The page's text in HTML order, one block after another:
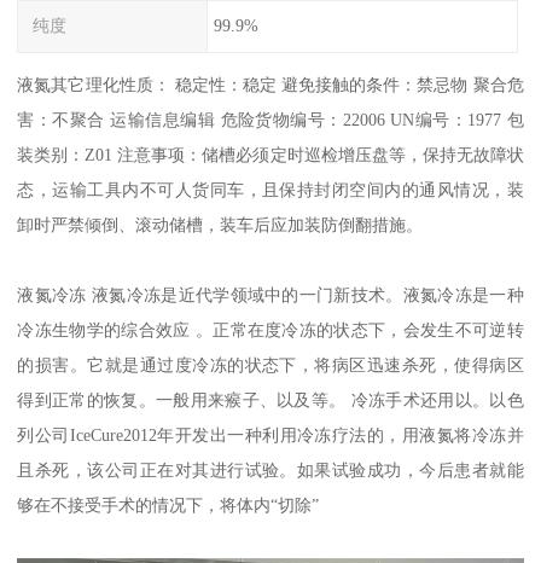
纯度 99.9%
液氮其它理化性质： 稳定性：稳定 避免接触的条件：禁忌物 聚合危
害：不聚合 运输信息编辑 危险货物编号：22006 UN编号：1977 包
装类别：Z01 注意事项：储槽必须定时巡检增压盘等，保持无故障状
态，运输工具内不可人货同车，且保持封闭空间内的通风情况，装
卸时严禁倾倒、滚动储槽，装车后应加装防倒翻措施。
液氮冷冻 液氮冷冻是近代学领域中的一门新技术。液氮冷冻是一种
冷冻生物学的综合效应 。正常在度冷冻的状态下，会发生不可逆转
的损害。它就是通过度冷冻的状态下，将病区迅速杀死，使得病区
得到正常的恢复。一般用来瘊子、以及等。 冷冻手术还用以。以色
列公司IceCure2012年开发出一种利用冷冻疗法的，用液氮将冷冻并
且杀死，该公司正在对其进行试验。如果试验成功，今后患者就能
够在不接受手术的情况下，将体内“切除”